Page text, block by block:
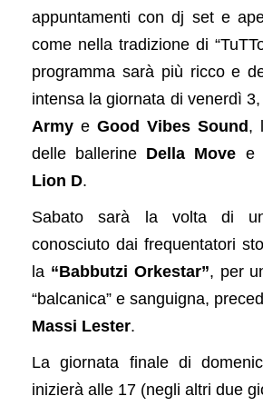
appuntamenti con dj set e
come nella tradizione di
programma sarà più ricco e
intensa la giornata di venerdì
Army e Good Vibes Sound,
delle ballerine Della Move e
Lion D.
Sabato sarà la volta di
conosciuto dai frequentatori
la “Babbutzi Orkestar”, per
“balcanica” e sanguigna,
Massi Lester.
La giornata finale di
inizierà alle 17 (negli altri due